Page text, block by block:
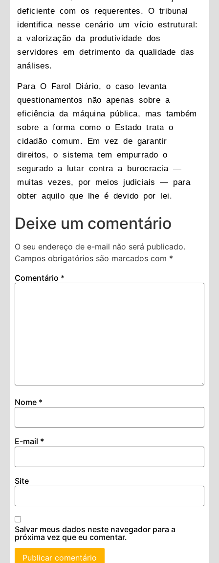
deficiente com os requerentes. O tribunal
identifica nesse cenário um vício estrutural:
a valorização da produtividade dos
servidores em detrimento da qualidade das
análises.
Para O Farol Diário, o caso levanta
questionamentos não apenas sobre a
eficiência da máquina pública, mas também
sobre a forma como o Estado trata o
cidadão comum. Em vez de garantir
direitos, o sistema tem empurrado o
segurado a lutar contra a burocracia —
muitas vezes, por meios judiciais — para
obter aquilo que lhe é devido por lei.
Deixe um comentário
O seu endereço de e-mail não será publicado.
Campos obrigatórios são marcados com *
Comentário *
Nome *
E-mail *
Site
Salvar meus dados neste navegador para a
próxima vez que eu comentar.